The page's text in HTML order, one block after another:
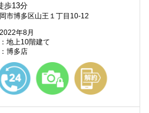
歩13分
市博多区山王１丁目10-12
年8月
地上10階建て
博多店